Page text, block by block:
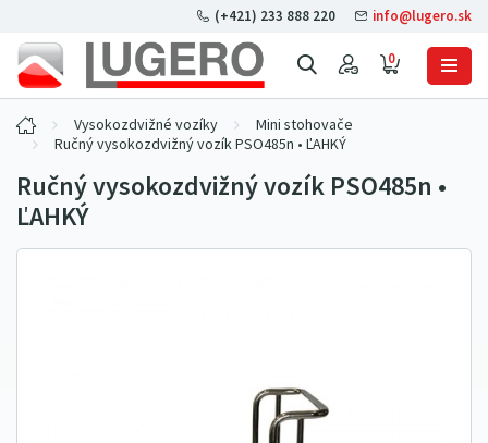
0
(+421) 233 888 220 info@lugero.sk
Vysokozdvižné vozíky
Mini stohovače
Ručný vysokozdvižný vozík PSO485n • ĽAHKÝ
Ručný vysokozdvižný vozík PSO485n •
ĽAHKÝ